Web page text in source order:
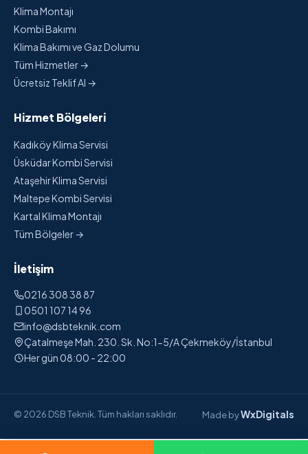
Klima Montajı
Kombi Bakımı
Klima Bakımı ve Gaz Dolumu
Tüm Hizmetler →
Ücretsiz Teklif Al →
Hizmet Bölgeleri
Kadıköy Klima Servisi
Üsküdar Kombi Servisi
Ataşehir Klima Servisi
Maltepe Kombi Servisi
Kartal Klima Montajı
Tüm Bölgeler →
İletişim
0216 308 38 87
0501 107 14 96
info@dsbteknik.com
Çatalmeşe Mah. 230. Sk. No:1-5/A Çekmeköy/İstanbul
Her gün 08:00 - 22:00
© 2026 DSB Teknik. Tüm hakları saklıdır. Made byWxDigitals